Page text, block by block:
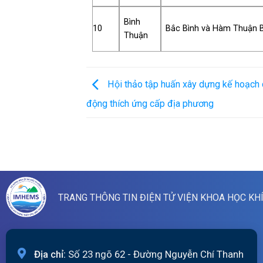
10
Bình
Thuận
Bắc Bình và Hàm Thuận
Hội thảo tập huấn xây dựng kế hoạch
động thích ứng cấp địa phương
TRANG THÔNG TIN ĐIỆN TỬ VIỆN KHOA HỌC
Địa chỉ: Số 23 ngõ 62 - Đường Nguyễn Chí Thanh